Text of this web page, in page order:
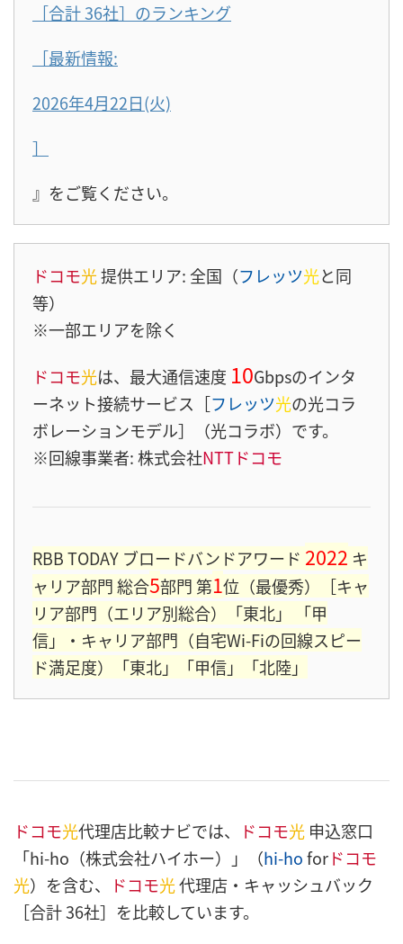
［合計 36社］のランキング
［最新情報:
2026年4月22日(火)
］
』をご覧ください。
ドコモ光提供エリア: 全国（フレッツ光と同
等）
※一部エリアを除く
ドコモ光は、最大通信速度 10Gbpsのインタ
ーネット接続サービス［フレッツ光の光コラ
ボレーションモデル］（光コラボ）です。
※回線事業者: 株式会社NTTドコモ
RBB TODAY ブロードバンドアワード 2022 キ
ャリア部門 総合5部門 第1位（最優秀）［キャ
リア部門（エリア別総合）「東北」 「甲
信」・キャリア部門（自宅Wi-Fiの回線スピー
ド満足度）「東北」「甲信」「北陸」
ドコモ光代理店比較ナビでは、 ドコモ光 申込窓口
「hi-ho（株式会社ハイホー）」（hi-hoforドコモ
光）を含む、 ドコモ光代理店・キャッシュバック
［合計 36社］を比較しています。